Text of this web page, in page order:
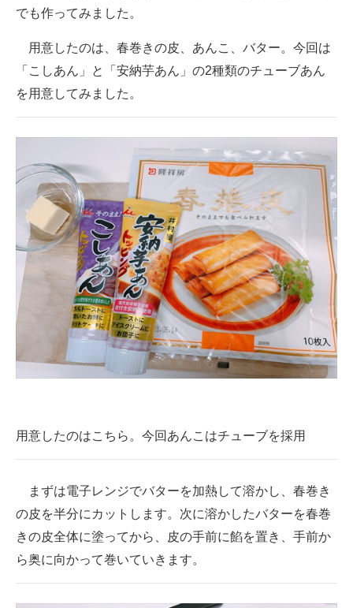
でも作ってみました。
用意したのは、春巻きの皮、あんこ、バター。今回は
「こしあん」と「安納芋あん」の2種類のチューブあん
を用意してみました。
用意したのはこちら。今回あんこはチューブを採用
まずは電子レンジでバターを加熱して溶かし、春巻き
の皮を半分にカットします。次に溶かしたバターを春巻
きの皮全体に塗ってから、皮の手前に餡を置き、手前か
ら奥に向かって巻いていきます。